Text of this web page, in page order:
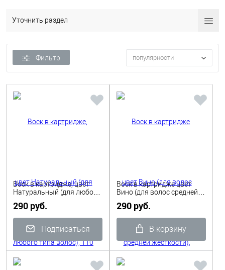
Уточнить раздел
Фильтр популярности
Воск в картридже, цвет
Натуральный (для любого
Depilflax
290 руб.
Подписаться
Воск в картридже цвет
Вино (для волос средней
290 руб.
В корзину